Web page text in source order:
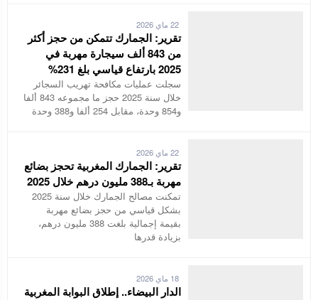
22 ماي 2026
تقرير: الجمارك تتمكن من حجز أكثر
من 843 ألف سيجارة مهربة في
2025 بارتفاع قياسي بلغ 231%
سجلت عمليات مكافحة تهريب السجائر
خلال سنة 2025 حجز ما مجموعه 843 ألفا
و854 وحدة، مقابل 254 ألفا و388 وحدة
22 ماي 2026
تقرير: الجمارك المغربية تحجز بضائع
مهربة بـ388 مليون درهم خلال 2025
بشكل قياسي من حجز بضائع مهربة
بقيمة إجمالية بلغت 388 مليون درهم،
بزيادة قدرها
18 ماي 2026
الدار البيضاء.. إطلاق البوابة المغربية